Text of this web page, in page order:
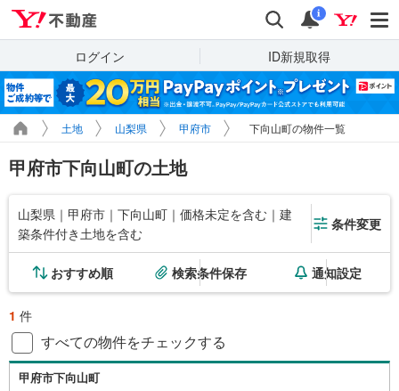
検索 通知
i
ログイン ID新規取得
土地 山梨県 甲府市 下向山町の物件一覧
甲府市下向山町の土地
山梨県｜甲府市｜下向山町｜価格未定を含む｜建
築条件付き土地を含む
条件変更
おすすめ順 検索条件保存 通知設定
1 件
すべての物件をチェックする
甲府市下向山町